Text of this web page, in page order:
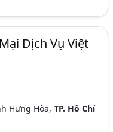
Dịch Vụ Việt
Hưng Hòa,TP. Hồ Chí